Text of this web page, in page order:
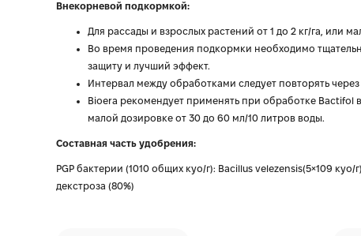
Внекорневой подкормкой:
Для рассады и взрослых растений от 1 до 2 кг/га, или
Во время проведения подкормки необходимо
защиту и лучший эффект.
Интервал между обработками следует повторять
Bioera рекомендует применять при обработке Bactifol
малой дозировке от 30 до 60 мл/10 литров воды.
Составная часть удобрения:
PGP бактерии (1010 общих куо/г): Bacillus velezensis(5×109
декстроза (80%)